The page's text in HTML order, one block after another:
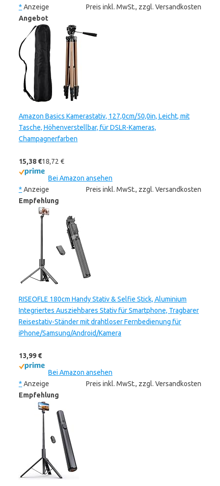
* Anzeige
Preis inkl. MwSt., zzgl. Versandkosten
Angebot
Amazon Basics Kamerastativ, 127,0cm/50,0in, Leicht, mit
Tasche, Höhenverstellbar, für DSLR-Kameras,
Champagnerfarben
15,38 €18,72 €
Bei Amazon ansehen
* Anzeige
Preis inkl. MwSt., zzgl. Versandkosten
Empfehlung
RISEOFLE 180cm Handy Stativ & Selfie Stick, Aluminium
Integriertes Ausziehbares Stativ für Smartphone, Tragbarer
Reisestativ-Ständer mit drahtloser Fernbedienung für
iPhone/Samsung/Android/Kamera
13,99 €
Bei Amazon ansehen
* Anzeige
Preis inkl. MwSt., zzgl. Versandkosten
Empfehlung